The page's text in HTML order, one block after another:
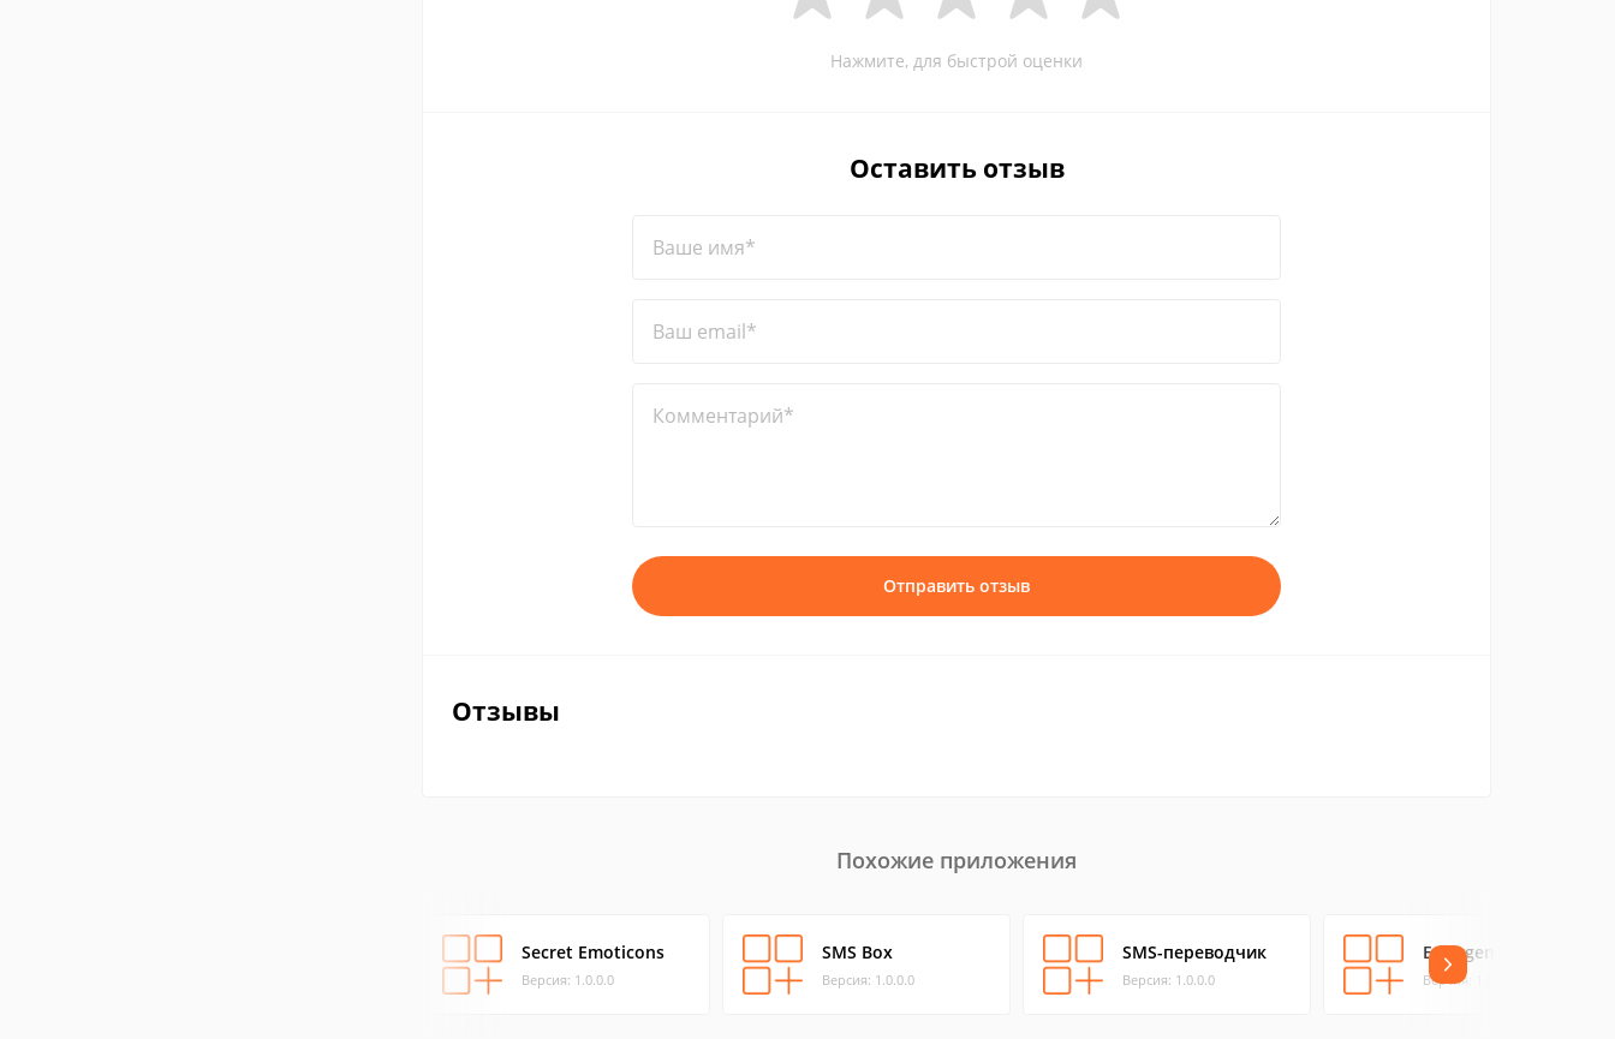
Нажмите, для быстрой оценки
Оставить отзыв
Ваше имя*
Ваш email*
Комментарий*
Отправить отзыв
Отзывы
Похожие приложения
Secret Emoticons
Версия: 1.0.0.0
SMS Box
Версия: 1.0.0.0
SMS-переводчик
Версия: 1.0.0.0
Emergency Armenia
Версия: 1.0.0.0